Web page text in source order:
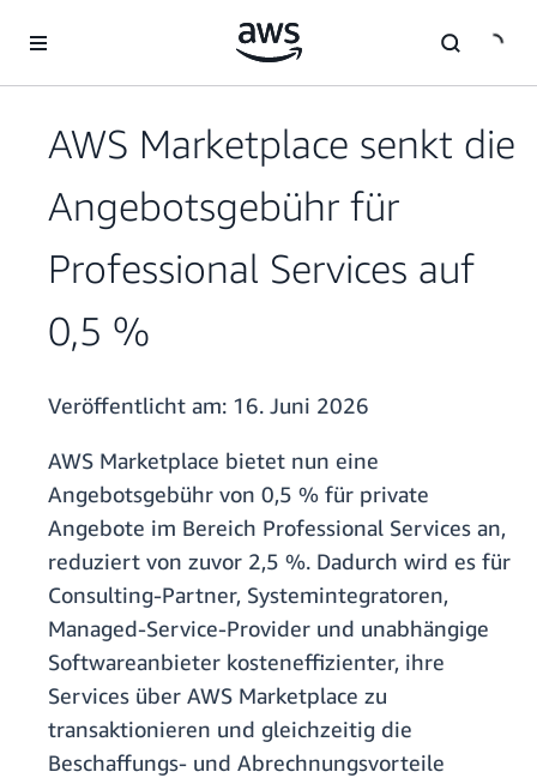
Überspringen zum Hauptinhalt
AWS Marketplace senkt die
Angebotsgebühr für
Professional Services auf
0,5 %
Veröffentlicht am: 16. Juni 2026
AWS Marketplace bietet nun eine
Angebotsgebühr von 0,5 % für private
Angebote im Bereich Professional Services an,
reduziert von zuvor 2,5 %. Dadurch wird es für
Consulting-Partner, Systemintegratoren,
Managed-Service-Provider und unabhängige
Softwareanbieter kosteneffizienter, ihre
Services über AWS Marketplace zu
transaktionieren und gleichzeitig die
Beschaffungs- und Abrechnungsvorteile